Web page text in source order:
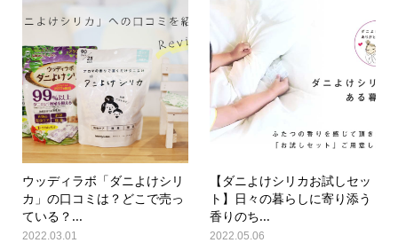
ウッディラボ「ダニよけシリ
カ」の口コミは？どこで売っ
ている？...
2022.03.01
【ダニよけシリカお試しセッ
ト】日々の暮らしに寄り添う
香りのち...
2022.05.06